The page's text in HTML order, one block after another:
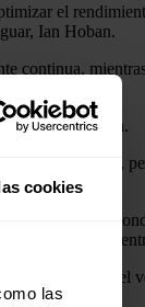
cookies
las
el
Ian Hoban.
continua,
Ian Hoban.
de potencia,
el estilo de
el sistema de
español, el